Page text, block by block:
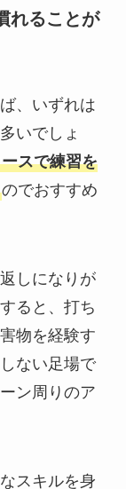
れることが
、いずれは
いでしょ
スで練習を
のでおすすめ
しになりが
ると、打ち
物を経験す
ない足場で
ン周りのア
スキルを身